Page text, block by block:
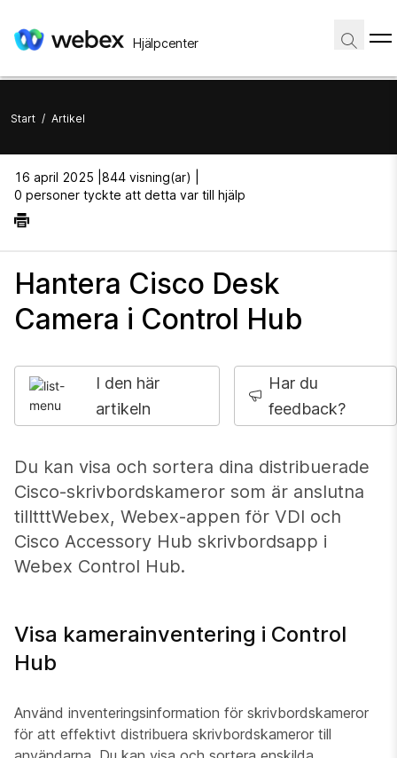
Hjälpcenter
Start / Artikel
16 april 2025 | 844 visning(ar) |
0 personer tyckte att detta var till hjälp
Hantera Cisco Desk
Camera i Control Hub
I den här
artikeln
Har du
feedback?
Du kan visa och sortera dina distribuerade
Cisco-skrivbordskameror som är anslutna
tilltttWebex, Webex-appen för VDI och
Cisco Accessory Hub skrivbordsapp i
Webex Control Hub.
Visa kamerainventering i Control
Hub
Använd inventeringsinformation för skrivbordskameror
för att effektivt distribuera skrivbordskameror till